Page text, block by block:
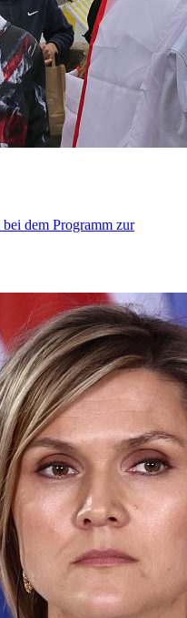
dem Programm zur